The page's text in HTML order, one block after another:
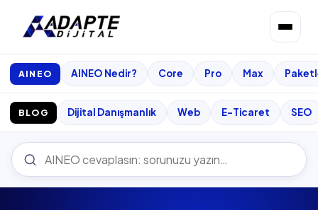
AINEO AINEO Nedir? Core Pro Max
BLOG Dijital Danışmanlık Web E-Ticaret SEO